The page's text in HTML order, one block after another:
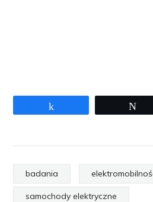
badania
samochody elektryczne